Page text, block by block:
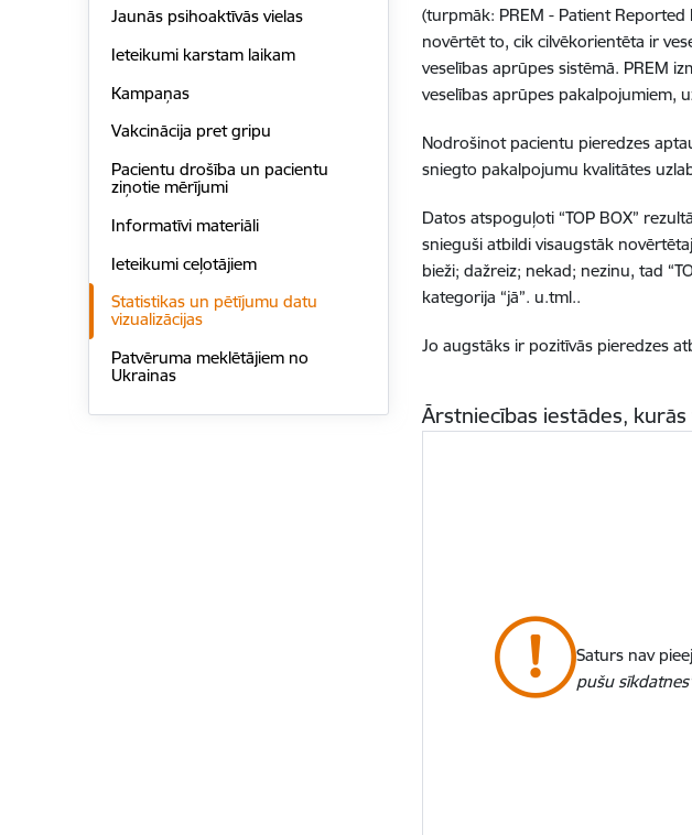
Jaunās psihoaktīvās vielas
Ieteikumi karstam laikam
Kampaņas
Vakcinācija pret gripu
Pacientu drošība un pacientu
ziņotie mērījumi
Informatīvi materiāli
Ieteikumi ceļotājiem
Statistikas un pētījumu datu
vizualizācijas
Patvēruma meklētājiem no
Ukrainas
(turpmāk: PREM - Patient
novērtēt to, cik cilvēkorientēta ir
veselības aprūpes sistēmā. PREM
veselības aprūpes pakalpojumiem,
Nodrošinot pacientu pieredzes
sniegto pakalpojumu kvalitātes
Datos atspoguļoti “TOP BOX”
snieguši atbildi visaugstāk
bieži; dažreiz; nekad; nezinu, tad
kategorija “jā”. u.tml..
Jo augstāks ir pozitīvās pieredzes
Ārstniecības iestādes,
Saturs nav
pušu